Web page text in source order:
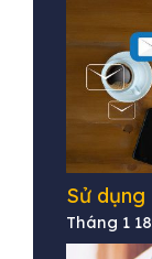
Sử dụng
Tháng 1